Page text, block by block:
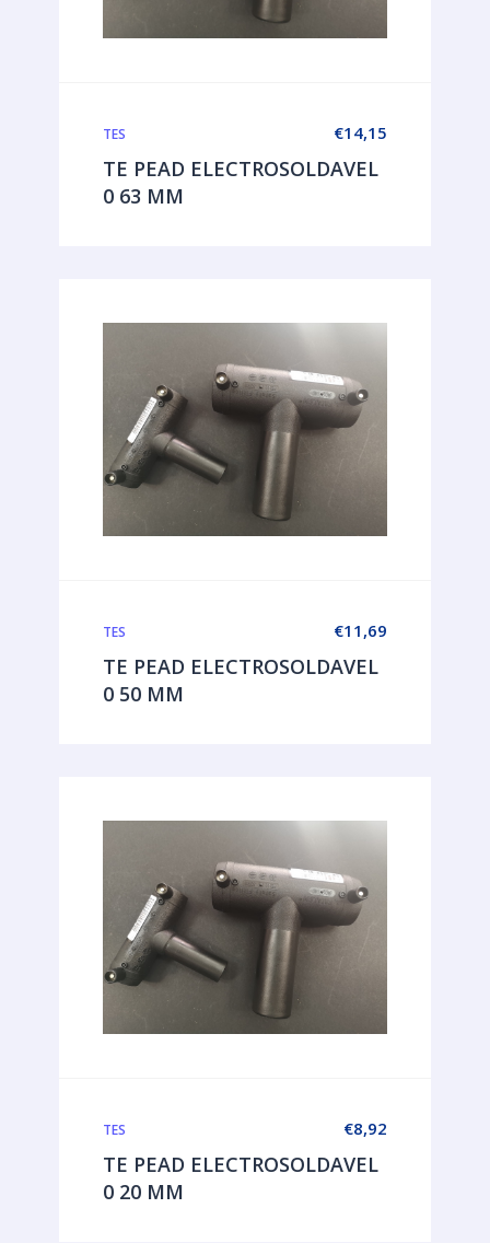
€14,15
TES
TE PEAD ELECTROSOLDAVEL
0 63 MM
€11,69
TES
TE PEAD ELECTROSOLDAVEL
0 50 MM
€8,92
TES
TE PEAD ELECTROSOLDAVEL
0 20 MM